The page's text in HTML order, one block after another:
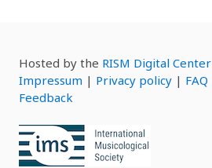
Hosted by the RISM Digital Center
Impressum | Privacy policy | FAQ
Feedback